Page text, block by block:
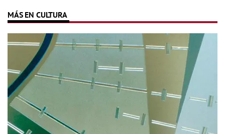
MÁS EN CULTURA